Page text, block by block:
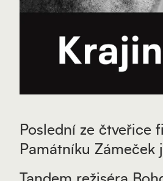
Poslední ze čtveřice
Památníku